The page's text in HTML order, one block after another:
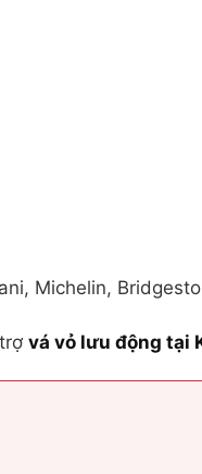
Michelin,
vá vỏ lưu động tại